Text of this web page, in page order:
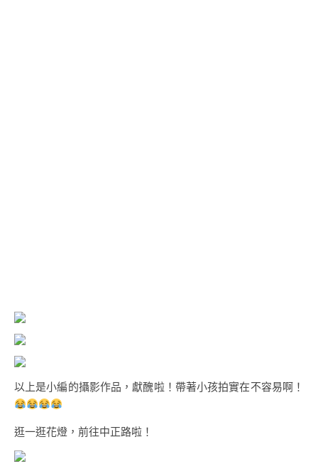
以上是小編的攝影作品，獻醜啦！帶著小孩拍實在不容易啊！
逛一逛花燈，前往中正路啦！